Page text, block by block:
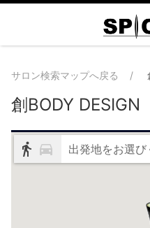
サロン検索マップへ戻る
創BODY DESIGN
出発地をお選び